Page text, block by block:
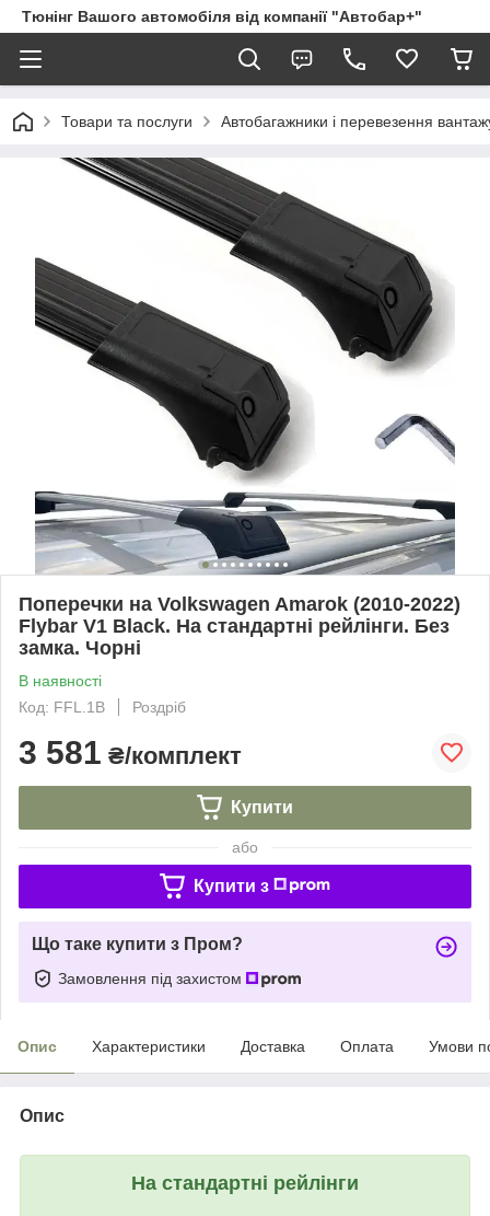
Тюнінг Вашого автомобіля від компанії "Автобар+"
Товари та послуги Автобагажники і перевезення
Поперечки на Volkswagen Amarok (2010-2022)
Flybar V1 Black. На стандартні рейлінги. Без
замка. Чорні
В наявності
Код: FFL.1B
Роздріб
3 581 ₴/комплект
Купити
або
Купити з
Що таке купити з Пром?
Замовлення під захистом
Опис Характеристики Доставка Оплата Умови
Опис
На стандартні рейлінги